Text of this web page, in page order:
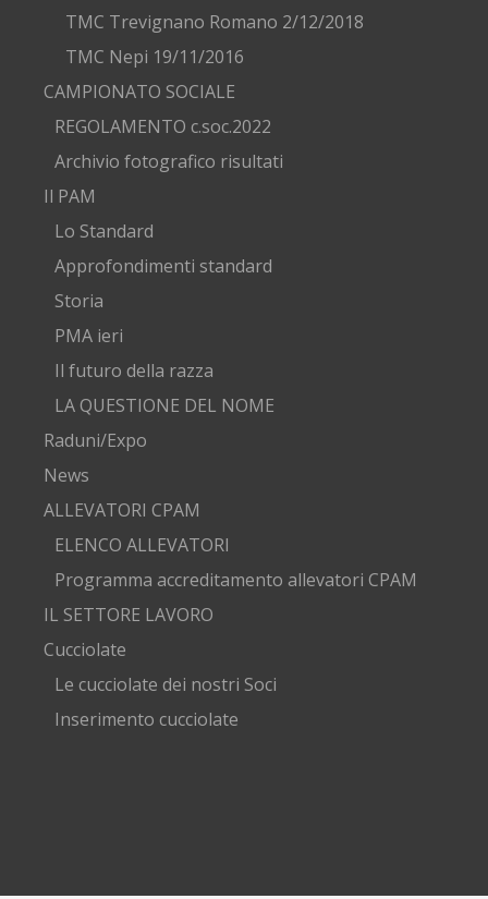
TMC Trevignano Romano 2/12/2018
TMC Nepi 19/11/2016
CAMPIONATO SOCIALE
REGOLAMENTO c.soc.2022
Archivio fotografico risultati
Il PAM
Lo Standard
Approfondimenti standard
Storia
PMA ieri
Il futuro della razza
LA QUESTIONE DEL NOME
Raduni/Expo
News
ALLEVATORI CPAM
ELENCO ALLEVATORI
Programma accreditamento allevatori CPAM
IL SETTORE LAVORO
Cucciolate
Le cucciolate dei nostri Soci
Inserimento cucciolate